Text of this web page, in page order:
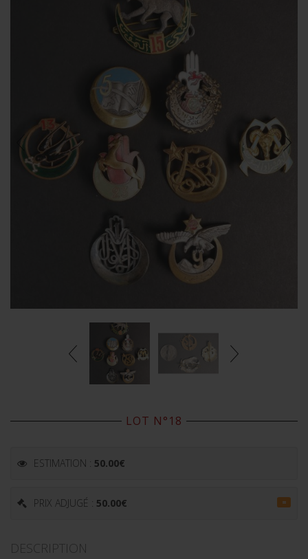
LOT N°18
ESTIMATION : 50.00€
PRIX ADJUGÉ : 50.00€ =
DESCRIPTION